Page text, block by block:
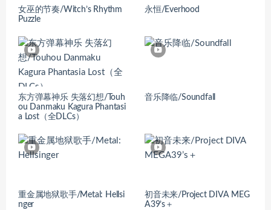
女巫的节奏/Witch’s Rhythm
Puzzle
永恒/Everhood
东方弹幕神乐 失落幻想/Touh
ou Danmaku Kagura Phantasi
a Lost（全DLCs）
音乐降临/Soundfall
重金属地狱歌手/Metal: Hellsi
nger
初音未来/Project DIVA MEG
A39’s＋